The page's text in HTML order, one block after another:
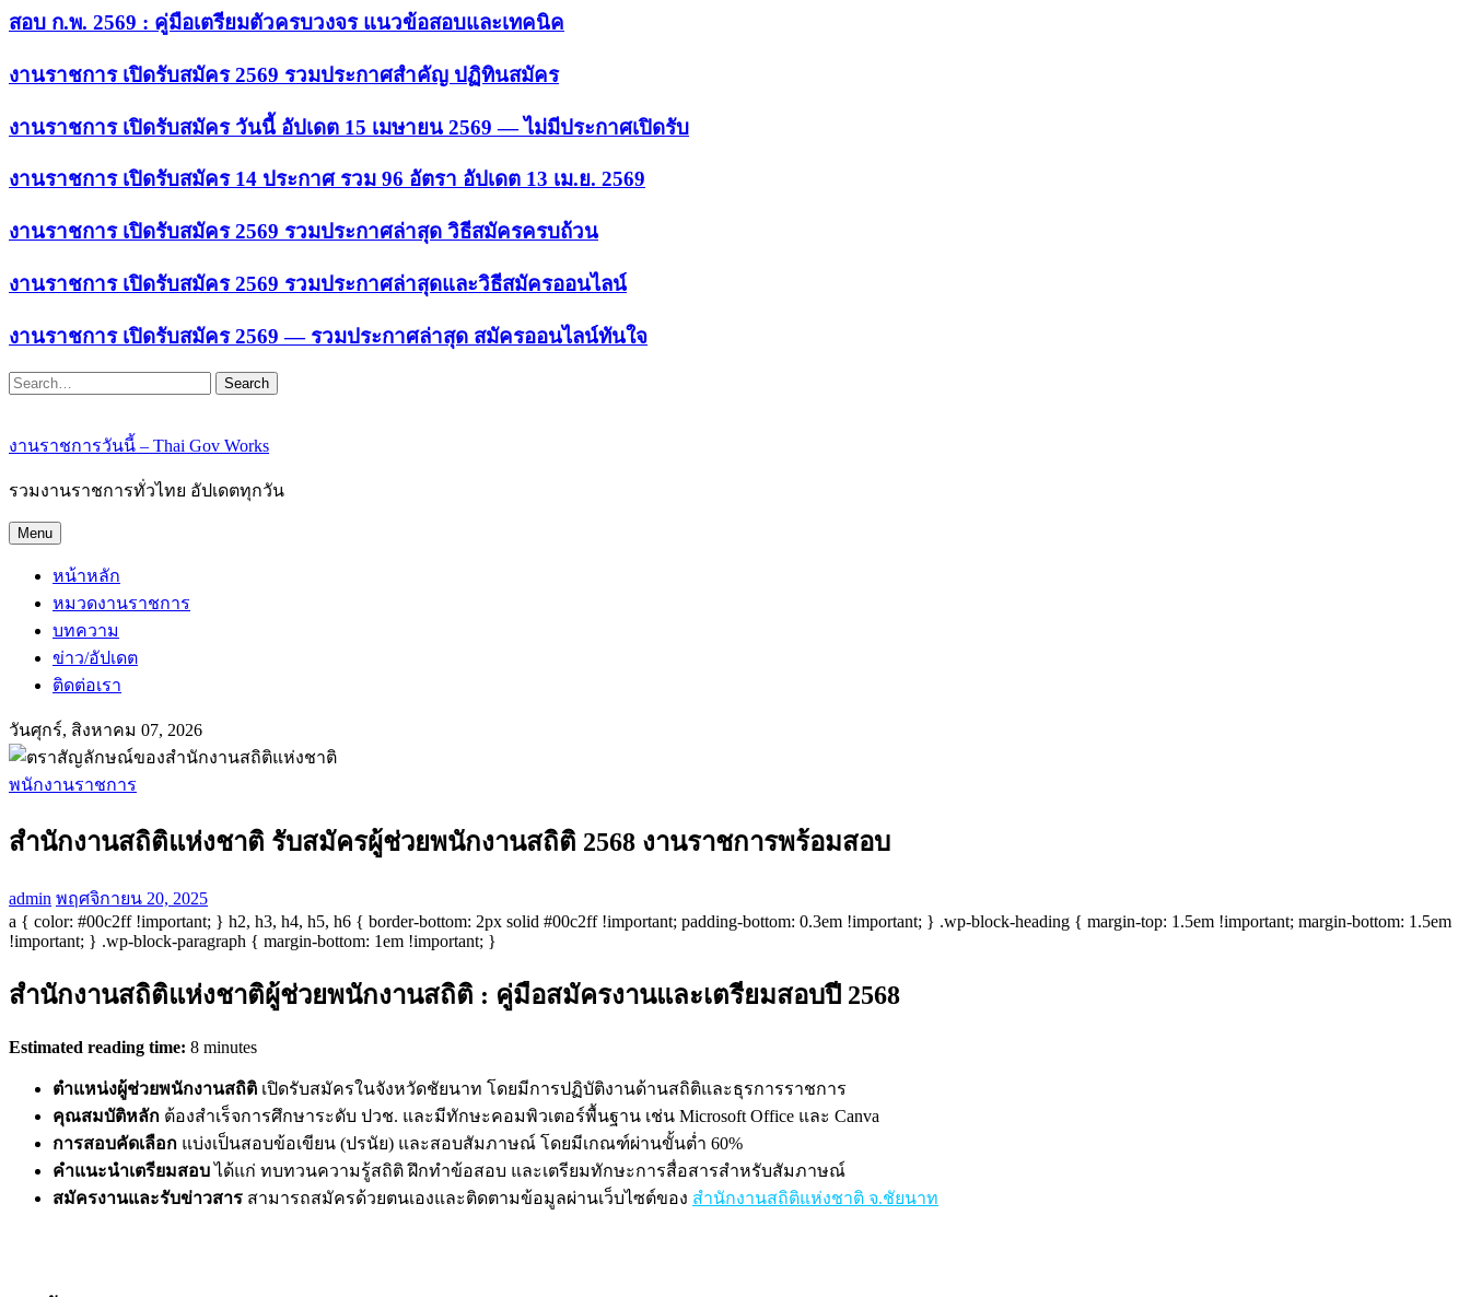
สอบ ก.พ. 2569 : คู่มือเตรียมตัวครบวงจร แนวข้อสอบและเทคนิค
งานราชการ เปิดรับสมัคร 2569 รวมประกาศสำคัญ ปฏิทินสมัคร
งานราชการ เปิดรับสมัคร วันนี้ อัปเดต 15 เมษายน 2569 — ไม่มีประกาศเปิดรับ
งานราชการ เปิดรับสมัคร 14 ประกาศ รวม 96 อัตรา อัปเดต 13 เม.ย. 2569
งานราชการ เปิดรับสมัคร 2569 รวมประกาศล่าสุด วิธีสมัครครบถ้วน
งานราชการ เปิดรับสมัคร 2569 รวมประกาศล่าสุดและวิธีสมัครออนไลน์
งานราชการ เปิดรับสมัคร 2569 — รวมประกาศล่าสุด สมัครออนไลน์ทันใจ
Search
งานราชการวันนี้ – Thai Gov Works
รวมงานราชการทั่วไทย อัปเดตทุกวัน
Menu
หน้าหลัก
หมวดงานราชการ
บทความ
ข่าว/อัปเดต
ติดต่อเรา
วันศุกร์, สิงหาคม 07, 2026
พนักงานราชการ
สำนักงานสถิติแห่งชาติ รับสมัครผู้ช่วยพนักงานสถิติ 2568 งานราชการพร้อมสอบ
admin พฤศจิกายน 20, 2025
a { color: #00c2ff !important; } h2, h3, h4, h5, h6 { border-bottom: 2px solid #00c2ff !important; padding-bottom: 0.3em !important; } .wp-block-heading { margin-top: 1.5em !important; margin-bottom: 1.5em
!important; } .wp-block-paragraph { margin-bottom: 1em !important; }
สำนักงานสถิติแห่งชาติผู้ช่วยพนักงานสถิติ : คู่มือสมัครงานและเตรียมสอบปี 2568
Estimated reading time: 8 minutes
ตำแหน่งผู้ช่วยพนักงานสถิติ เปิดรับสมัครในจังหวัดชัยนาท โดยมีการปฏิบัติงานด้านสถิติและธุรการราชการ
คุณสมบัติหลัก ต้องสำเร็จการศึกษาระดับ ปวช. และมีทักษะคอมพิวเตอร์พื้นฐาน เช่น Microsoft Office และ Canva
การสอบคัดเลือก แบ่งเป็นสอบข้อเขียน (ปรนัย) และสอบสัมภาษณ์ โดยมีเกณฑ์ผ่านขั้นต่ำ 60%
คำแนะนำเตรียมสอบได้แก่ ทบทวนความรู้สถิติ ฝึกทำข้อสอบ และเตรียมทักษะการสื่อสารสำหรับสัมภาษณ์
สมัครงานและรับข่าวสาร สามารถสมัครด้วยตนเองและติดตามข้อมูลผ่านเว็บไซต์ของ สำนักงานสถิติแห่งชาติ จ.ชัยนาท